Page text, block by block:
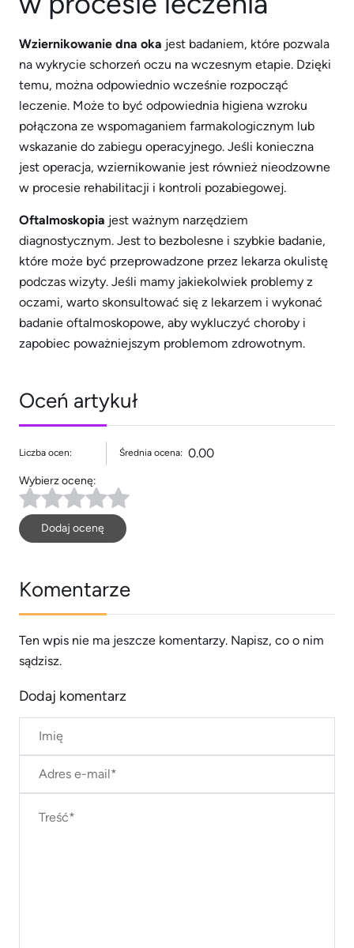
Wziernikowanie dna oka jest badaniem, które pozwala
na wykrycie schorzeń oczu na wczesnym etapie. Dzięki
temu, można odpowiednio wcześnie rozpocząć
leczenie. Może to być odpowiednia higiena wzroku
połączona ze wspomaganiem farmakologicznym lub
wskazanie do zabiegu operacyjnego. Jeśli konieczna
jest operacja, wziernikowanie jest również nieodzowne
w procesie rehabilitacji i kontroli pozabiegowej.
Oftalmoskopia jest ważnym narzędziem
diagnostycznym. Jest to bezbolesne i szybkie badanie,
które może być przeprowadzone przez lekarza okulistę
podczas wizyty. Jeśli mamy jakiekolwiek problemy z
oczami, warto skonsultować się z lekarzem i wykonać
badanie oftalmoskopowe, aby wykluczyć choroby i
zapobiec poważniejszym problemom zdrowotnym.
Oceń artykuł
Liczba ocen: Średnia ocena: 0.00
Wybierz ocenę:
Dodaj ocenę
Komentarze
Ten wpis nie ma jeszcze komentarzy. Napisz, co o nim
sądzisz.
Dodaj komentarz